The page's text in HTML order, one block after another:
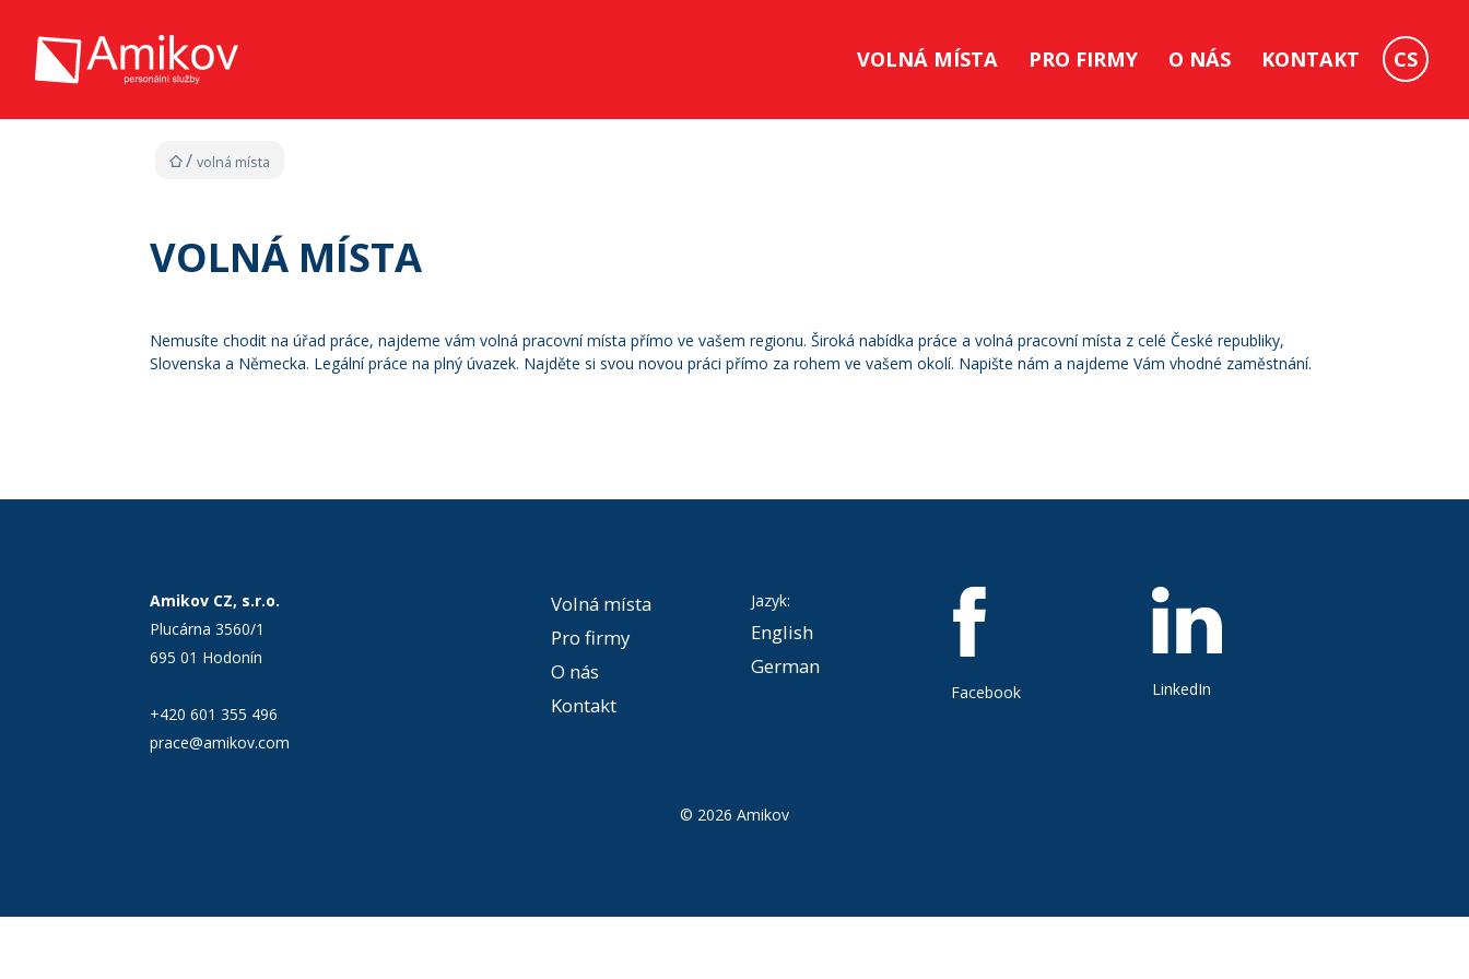
VOLNÁ MÍSTA PRO FIRMY O NÁS KONTAKT CS
volná místa
VOLNÁ MÍSTA
Nemusíte chodit na úřad práce, najdeme vám volná pracovní místa přímo ve vašem regionu. Široká nabídka práce a volná pracovní místa z celé České republiky,
Slovenska a Německa. Legální práce na plný úvazek. Najděte si svou novou práci přímo za rohem ve vašem okolí. Napište nám a najdeme Vám vhodné zaměstnání.
Amikov CZ, s.r.o.
Plucárna 3560/1
695 01 Hodonín
+420 601 355 496
prace@amikov.com
Volná místa
Pro firmy
O nás
Kontakt
Jazyk:
English
German
Facebook LinkedIn
© 2026 Amikov